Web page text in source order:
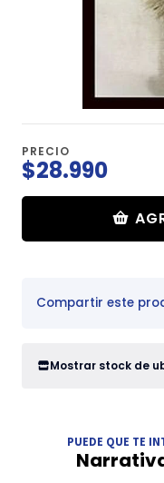
PRECIO
$28.990
Compartir este
Mostrar stock de
PUEDE QUE TE